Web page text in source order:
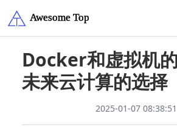
Docker和虚拟机的
未来云计算的选择
2025-01-07 08:38:51